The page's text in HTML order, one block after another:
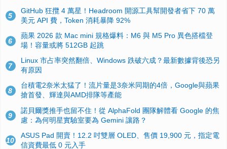
5
GitHub 狂攬 4 萬星！Headroom 開源工具幫開發者省下 70 萬
美元 API 費，Token 消耗暴降 92%
6
蘋果 2026 款 Mac mini 規格爆料：M6 與 M5 Pro 異色搭檔登
場！容量或將 512GB 起跳
7
Linux 市占率突然翻倍、Windows 跌破六成？最新數據背後恐另
有原因
8
台積電2奈米太猛了！流片量是3奈米同期的4倍，Google與蘋果
搶首發、輝達與AMD排隊等產能
9
諾貝爾獎推手也留不住！從 AlphaFold 團隊解體看 Google 的焦
慮：為何明星實驗室要為 Gemini 讓路？
10
ASUS Pad 開賣！12.2 吋雙層 OLED、售價 19,900 元，指定電
信資費最低 0 元入手